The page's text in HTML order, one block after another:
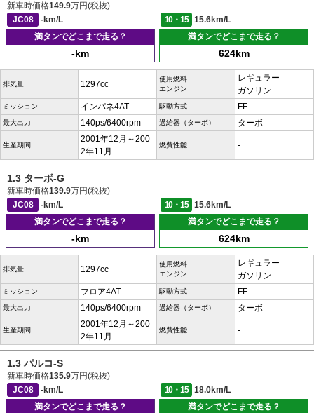
新車時価格149.9万円(税抜)
JC08
-km/L 10・15
15.6km/L
満タンでどこまで走る？
-km
満タンでどこまで走る？
624km
排気量 1297cc
使用燃料
エンジン
レギュラー
ガソリン
ミッション インパネ4AT 駆動方式 FF
最大出力 140ps/6400rpm 過給器（ターボ） ターボ
生産期間
2001年12月～200
2年11月
燃費性能 -
1.3 ターボ-G
新車時価格139.9万円(税抜)
JC08
-km/L 10・15
15.6km/L
満タンでどこまで走る？
-km
満タンでどこまで走る？
624km
排気量 1297cc
使用燃料
エンジン
レギュラー
ガソリン
ミッション フロア4AT 駆動方式 FF
最大出力 140ps/6400rpm 過給器（ターボ） ターボ
生産期間
2001年12月～200
2年11月
燃費性能 -
1.3 パルコ-S
新車時価格135.9万円(税抜)
JC08
-km/L 10・15
18.0km/L
満タンでどこまで走る？
満タンでどこまで走る？